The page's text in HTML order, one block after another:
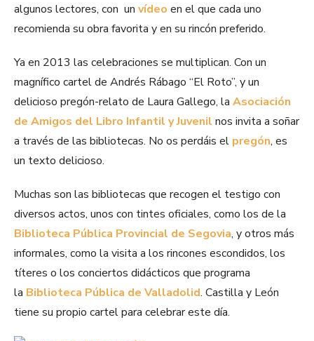
algunos lectores, con un vídeo en el que cada uno
recomienda su obra favorita y en su rincón preferido.
Ya en 2013 las celebraciones se multiplican. Con un
magnífico cartel de Andrés Rábago “El Roto”, y un
delicioso pregón-relato de Laura Gallego, la Asociación
de Amigos del Libro Infantil y Juvenil nos invita a soñar
a través de las bibliotecas. No os perdáis el pregón, es
un texto delicioso.
Muchas son las bibliotecas que recogen el testigo con
diversos actos, unos con tintes oficiales, como los de la
Biblioteca Pública Provincial de Segovia, y otros más
informales, como la visita a los rincones escondidos, los
títeres o los conciertos didácticos que programa
la Biblioteca Pública de Valladolid. Castilla y León
tiene su propio cartel para celebrar este día.